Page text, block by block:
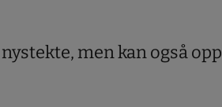
men kan også